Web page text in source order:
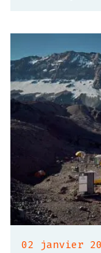
02 janvier